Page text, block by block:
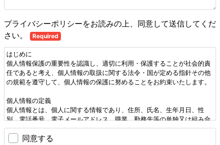
プライバシーポリシーをお読みの上、同意して送信してくだ
さい。
Required
はじめに
個人情報保護の重要性を認識し、適切に利用・保護することが社会的責
任であると考え、個人情報の取扱に関する法令・国が定める指針その他
の規範を遵守して、個人情報の保護に努めることをお約束いたします。
個人情報の定義
個人情報とは、個人に関する情報であり、住所、氏名、生年月日、性
別、電話番号、電子メールアドレス、職業、勤務先等の単独又は組み合
わせによって特定の個人を識別し得る情報をいいます。
同意する